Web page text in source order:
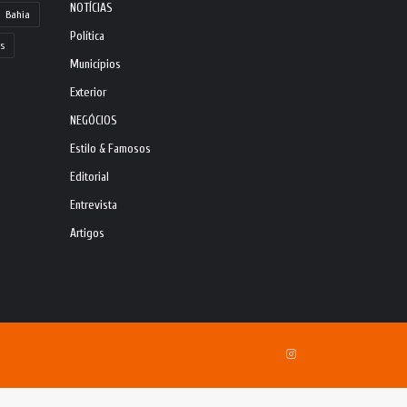
Bahia
NOTÍCIAS
Política
Municípios
Exterior
NEGÓCIOS
Estilo & Famosos
Editorial
Entrevista
Artigos
Instagram